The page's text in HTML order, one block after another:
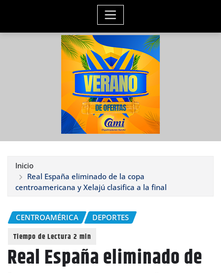
Inicio
Real España eliminado de la copa
centroamericana y Xelajú clasifica a la final
CENTROAMÉRICA DEPORTES
Real España eliminado de